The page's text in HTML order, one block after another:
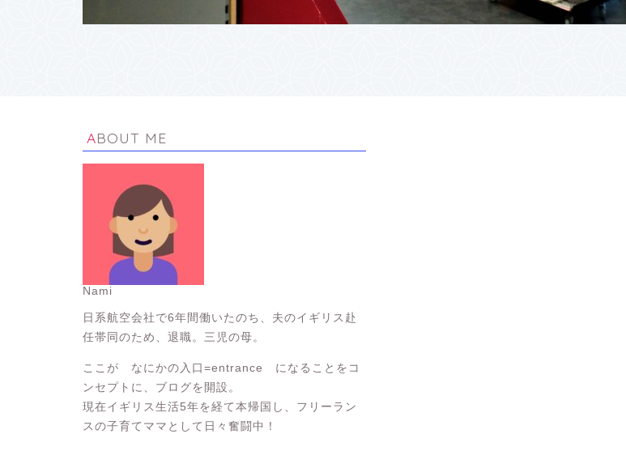
ABOUT ME
Nami
日系航空会社で6年間働いたのち、夫のイギリス赴
任帯同のため、退職。三児の母。
ここが なにかの入口=entrance になることをコ
ンセプトに、ブログを開設。
現在イギリス生活5年を経て本帰国し、フリーラン
スの子育てママとして日々奮闘中！